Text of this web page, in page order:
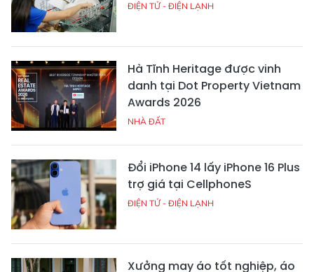
ĐIỆN TỬ - ĐIỆN LẠNH
Hà Tĩnh Heritage được vinh
danh tại Dot Property Vietnam
Awards 2026
NHÀ ĐẤT
Đổi iPhone 14 lấy iPhone 16 Plus
trợ giá tại CellphoneS
ĐIỆN TỬ - ĐIỆN LẠNH
Xưởng may áo tốt nghiệp, áo